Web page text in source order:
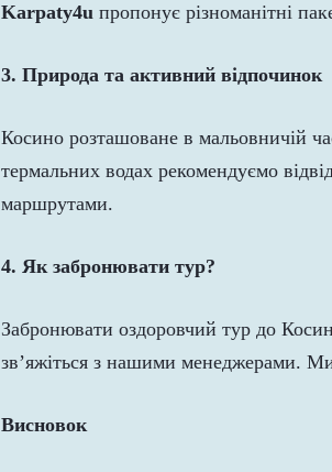
Karpaty4u пропонує різноманітні
3. Природа та активний відпочинок
Косино розташоване в мальовничій
термальних водах рекомендуємо
маршрутами.
4. Як забронювати тур?
Забронювати оздоровчий тур до
зв’яжіться з нашими менеджерами.
Висновок